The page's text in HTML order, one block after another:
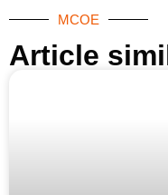
MCOE
Article